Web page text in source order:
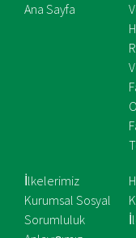
Ana Sayfa
İlkelerimiz
Kurumsal Sosyal
Sorumluluk